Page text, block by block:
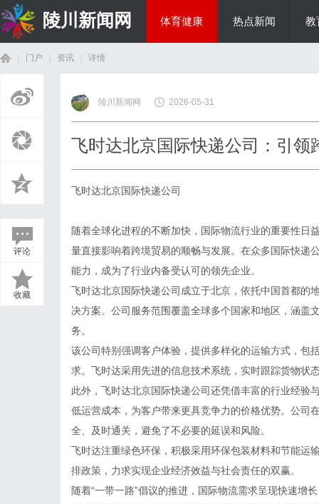
陵川新闻网 体育健康 热点新闻 教
门户 资讯
›
详情
评论
收藏
陵川新闻网 2026-05-31
飞时达北京国际快递公司：引领
飞时达北京国际快递公司
随着全球化进程的不断加快，国际物流行业的重要性日
量直接影响着跨境贸易的顺畅与发展。在众多国际快递
能力，成为了行业内备受认可的领先企业。
飞时达北京国际快递公司成立于北京，依托中国首都的
决方案。公司服务范围覆盖全球多个国家和地区，涵盖
务。
该公司特别强调客户体验，提供多样化的运输方式，包
求。飞时达采用先进的信息技术系统，实时跟踪货物状
此外，飞时达北京国际快递公司还凭借丰富的行业经验
低运营成本，为客户带来更具竞争力的价格优势。公司
全、及时通关，避免了不必要的延误和风险。
飞时达注重绿色环保，积极采用环保包装材料和节能运
排政策，力求实现企业经济效益与社会责任的双赢。
随着“一带一路”倡议的推进，国际物流需求呈现快速增